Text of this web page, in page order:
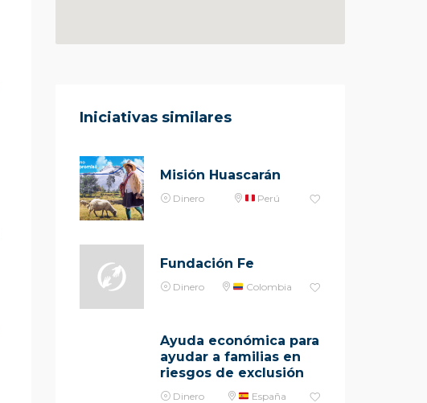
Iniciativas similares
Misión Huascarán
Dinero Perú
Fundación Fe
Dinero Colombia
Ayuda económica para
ayudar a familias en
riesgos de exclusión
Dinero España